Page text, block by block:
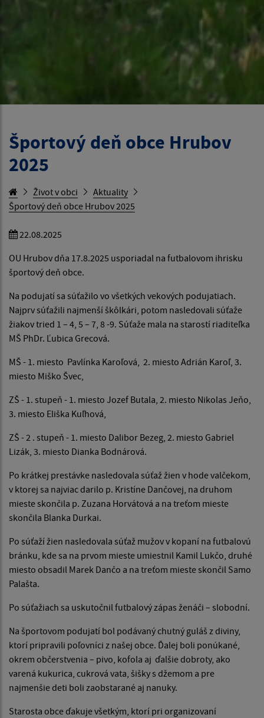
Športový deň obce Hrubov
2025
Život v obci
Aktuality
Športový deň obce Hrubov 2025
22.08.2025
OU Hrubov dňa 17.8.2025 usporiadal na futbalovom ihrisku
športový deň obce.
Na podujatí sa súťažilo vo všetkých vekových podujatiach.
Najprv súťažili najmenší škôlkári, potom nasledovali súťaže
žiakov tried 1 – 4, 5 – 7, 8 -9. Súťaže mala na starostí riaditeľka
MŠ PhDr. Ľubica Grecová.
MŠ - 1. miesto Pavlínka Karoľová, 2. miesto Adrián Karoľ, 3.
miesto Miško Švec,
ZŠ - 1. stupeň - 1. miesto Jozef Butala, 2. miesto Nikolas Jeňo,
3. miesto Eliška Kuľhová,
ZŠ - 2 . stupeň - 1. miesto Dalibor Bezeg, 2. miesto Gabriel
Lizák, 3. miesto Dianka Bodnárová.
Po krátkej prestávke nasledovala súťaž žien v hode valčekom,
v ktorej sa najviac darilo p. Kristíne Dančovej, na druhom
mieste skončila p. Zuzana Horvátová a na treťom mieste
skončila Blanka Durkai.
Po súťaží žien nasledovala súťaž mužov v kopaní na futbalovú
bránku, kde sa na prvom mieste umiestnil Kamil Lukčo, druhé
miesto obsadil Marek Dančo a na treťom mieste skončil Samo
Palašta.
Po súťažiach sa uskutočnil futbalový zápas ženáči – slobodní.
Na športovom podujatí bol podávaný chutný guláš z diviny,
ktorí pripravili poľovníci z našej obce. Ďalej boli ponúkané,
okrem občerstvenia – pivo, kofola aj ďalšie dobroty, ako
varená kukurica, cukrová vata, šišky s džemom a pre
najmenšie deti boli zaobstarané aj nanuky.
Starosta obce ďakuje všetkým, ktorí pri organizovaní